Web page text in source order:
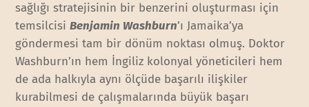
sağlığı stratejisinin bir benzerini oluşturması için
temsilcisiBenjamin Washburn’ı Jamaika’ya
göndermesi tam bir dönüm noktası olmuş. Doktor
Washburn’ın hem İngiliz kolonyal yöneticileri hem
de ada halkıyla aynı ölçüde başarılı ilişkiler
kurabilmesi de çalışmalarında büyük başarı